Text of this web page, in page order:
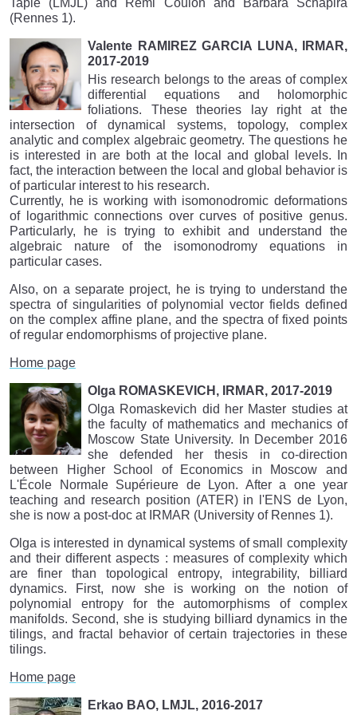
(Rennes 1).
Valente RAMIREZ GARCIA LUNA, IRMAR,
2017-2019
His research belongs to the areas of complex
differential equations and holomorphic
foliations. These theories lay right at the
intersection of dynamical systems, topology, complex
analytic and complex algebraic geometry. The questions he
is interested in are both at the local and global levels. In
fact, the interaction between the local and global behavior is
of particular interest to his research.
Currently, he is working with isomonodromic deformations
of logarithmic connections over curves of positive genus.
Particularly, he is trying to exhibit and understand the
algebraic nature of the isomonodromy equations in
particular cases.
Also, on a separate project, he is trying to understand the
spectra of singularities of polynomial vector fields defined
on the complex affine plane, and the spectra of fixed points
of regular endomorphisms of projective plane.
Home page
Olga ROMASKEVICH, IRMAR, 2017-2019
Olga Romaskevich did her Master studies at
the faculty of mathematics and mechanics of
Moscow State University. In December 2016
she defended her thesis in co-direction
between Higher School of Economics in Moscow and
L'École Normale Supérieure de Lyon. After a one year
teaching and research position (ATER) in l'ENS de Lyon,
she is now a post-doc at IRMAR (University of Rennes 1).
Olga is interested in dynamical systems of small complexity
and their different aspects : measures of complexity which
are finer than topological entropy, integrability, billiard
dynamics. First, now she is working on the notion of
polynomial entropy for the automorphisms of complex
manifolds. Second, she is studying billiard dynamics in the
tilings, and fractal behavior of certain trajectories in these
tilings.
Home page
Erkao BAO, LMJL, 2016-2017